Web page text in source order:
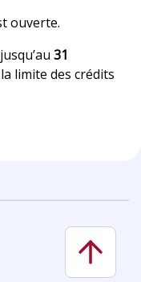
ouverte.
31
limite des crédits